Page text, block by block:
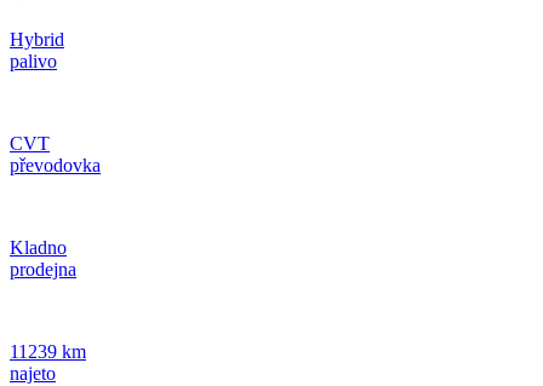
Hybrid
palivo
CVT
převodovka
Kladno
prodejna
11239 km
najeto